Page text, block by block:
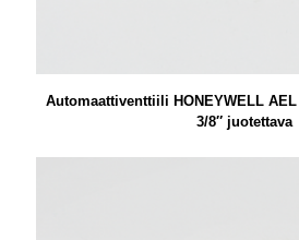
Automaattiventtiili HONEYWELL
3/8″ juotettava